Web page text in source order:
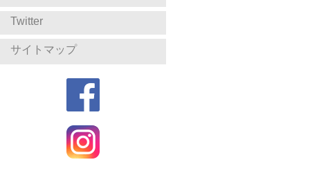
Twitter
サイトマップ